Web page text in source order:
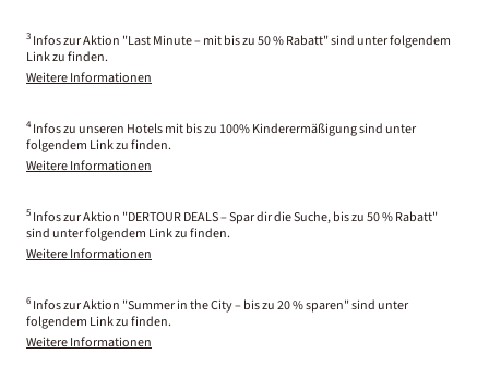
3 Infos zur Aktion "Last Minute – mit bis zu 50 % Rabatt" sind unter folgendem
Link zu finden.
Weitere Informationen
4 Infos zu unseren Hotels mit bis zu 100% Kinderermäßigung sind unter
folgendem Link zu finden.
Weitere Informationen
5 Infos zur Aktion "DERTOUR DEALS – Spar dir die Suche, bis zu 50 % Rabatt"
sind unter folgendem Link zu finden.
Weitere Informationen
6 Infos zur Aktion "Summer in the City – bis zu 20 % sparen" sind unter
folgendem Link zu finden.
Weitere Informationen